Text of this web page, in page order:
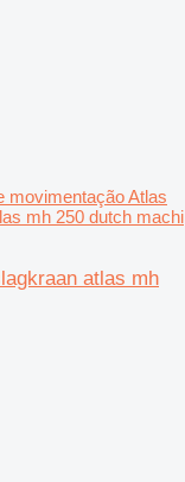
movimentação Atlas
mh 250 dutch machi
atlas mh